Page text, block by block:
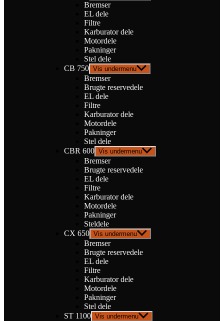
Bremser
EL dele
Filtre
Karburator dele
Motordele
Pakninger
Stel dele
CB 750 Vis undermenu
Bremser
Brugte reservedele
EL dele
Filtre
Karburator dele
Motordele
Pakninger
Stel dele
CBR 600 Vis undermenu
Bremser
Brugte reservedele
EL dele
Filtre
Karburator dele
Motordele
Pakninger
Steldele
CX 650 Vis undermenu
Bremser
Brugte reservedele
EL dele
Filtre
Karburator dele
Motordele
Pakninger
Stel dele
ST 1100 Vis undermenu